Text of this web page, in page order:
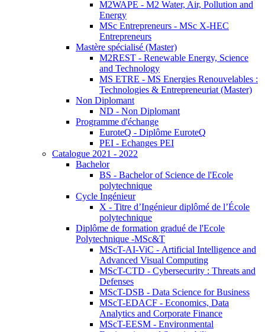
M2WAPE - M2 Water, Air, Pollution and
Energy
MSc Entrepreneurs - MSc X-HEC
Entrepreneurs
Mastère spécialisé (Master)
M2REST - Renewable Energy, Science
and Technology
MS ETRE - MS Energies Renouvelables :
Technologies & Entrepreneuriat (Master)
Non Diplomant
ND - Non Diplomant
Programme d'échange
EuroteQ - Diplôme EuroteQ
PEI - Echanges PEI
Catalogue 2021 - 2022
Bachelor
BS - Bachelor of Science de l'Ecole
polytechnique
Cycle Ingénieur
X - Titre d’Ingénieur diplômé de l’École
polytechnique
Diplôme de formation gradué de l'Ecole
Polytechnique -MSc&T
MScT-AI-ViC - Artificial Intelligence and
Advanced Visual Computing
MScT-CTD - Cybersecurity : Threats and
Defenses
MScT-DSB - Data Science for Business
MScT-EDACF - Economics, Data
Analytics and Corporate Finance
MScT-EESM - Environmental